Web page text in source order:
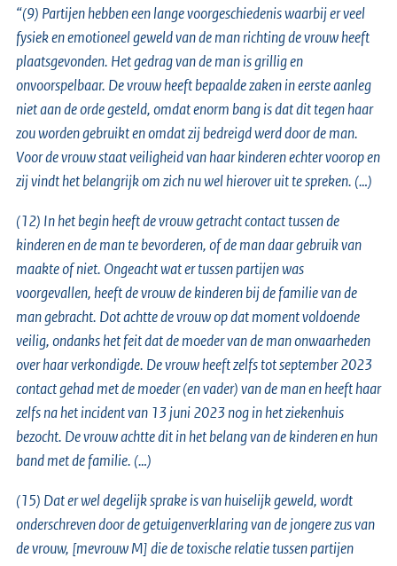
“(9) Partijen hebben een lange voorgeschiedenis waarbij er veel
fysiek en emotioneel geweld van de man richting de vrouw heeft
plaatsgevonden. Het gedrag van de man is grillig en
onvoorspelbaar. De vrouw heeft bepaalde zaken in eerste aanleg
niet aan de orde gesteld, omdat enorm bang is dat dit tegen haar
zou worden gebruikt en omdat zij bedreigd werd door de man.
Voor de vrouw staat veiligheid van haar kinderen echter voorop en
zij vindt het belangrijk om zich nu wel hierover uit te spreken. (…)
(12) In het begin heeft de vrouw getracht contact tussen de
kinderen en de man te bevorderen, of de man daar gebruik van
maakte of niet. Ongeacht wat er tussen partijen was
voorgevallen, heeft de vrouw de kinderen bij de familie van de
man gebracht. Dot achtte de vrouw op dat moment voldoende
veilig, ondanks het feit dat de moeder van de man onwaarheden
over haar verkondigde. De vrouw heeft zelfs tot september 2023
contact gehad met de moeder (en vader) van de man en heeft haar
zelfs na het incident van 13 juni 2023 nog in het ziekenhuis
bezocht. De vrouw achtte dit in het belang van de kinderen en hun
band met de familie. (…)
(15) Dat er wel degelijk sprake is van huiselijk geweld, wordt
onderschreven door de getuigenverklaring van de jongere zus van
de vrouw, [mevrouw M] die de toxische relatie tussen partijen